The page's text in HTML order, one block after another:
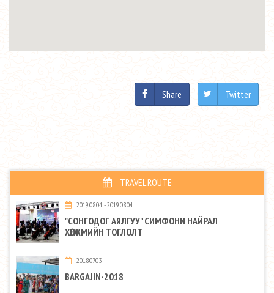
Share Twitter
TRAVEL ROUTE
2019.08.04 - 2019.08.04
"СОНГОДОГ АЯЛГУУ" СИМФОНИ НАЙРАЛ
ХӨГЖМИЙН ТОГЛОЛТ
2018.07.03
BARGAJIN-2018